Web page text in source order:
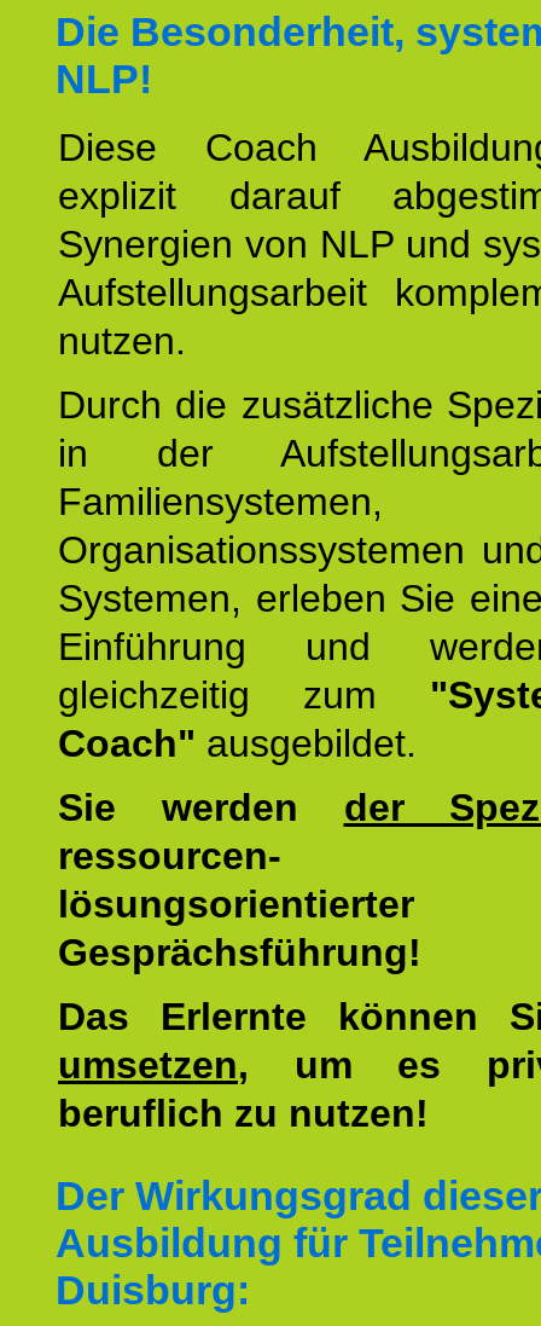
Die Besonderheit,
NLP!
Diese Coach
explizit darauf
Synergien von NLP und
Aufstellungsarbeit
nutzen.
Durch die zusätzliche
in der
Familiensystemen,
Organisationssystemen
Systemen, erleben Sie
Einführung und
gleichzeitig zum
Coach" ausgebildet.
Sie werden der
lösungsorientierter
Gesprächsführung!
Das Erlernte können
umsetzen, um es
beruflich zu nutzen!
Der Wirkungsgrad
Ausbildung für
Duisburg: